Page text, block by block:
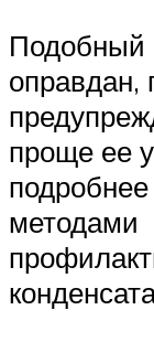
Подобный
оправдан,
проще ее
методами